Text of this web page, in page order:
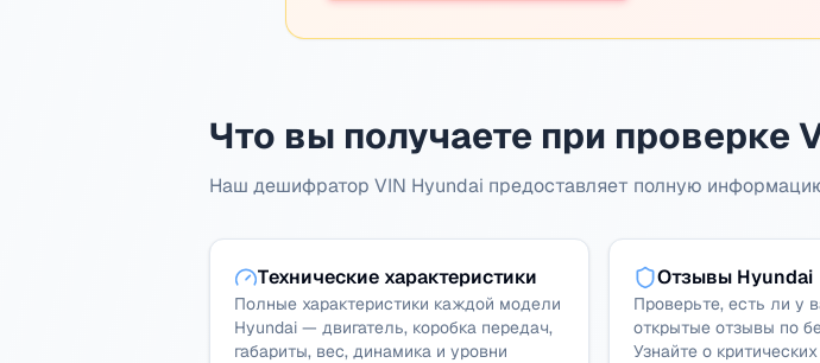
Что вы получаете при проверке
Наш дешифратор VIN Hyundai предоставляет полную
Технические характеристики
Полные характеристики каждой модели
Hyundai — двигатель, коробка передач,
габариты, вес, динамика и уровни
Отзывы Hyundai
Проверьте, есть ли у
открытые отзывы по
Узнайте о